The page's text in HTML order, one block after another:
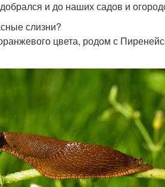
и до наших садов и
слизни?
цвета, родом с